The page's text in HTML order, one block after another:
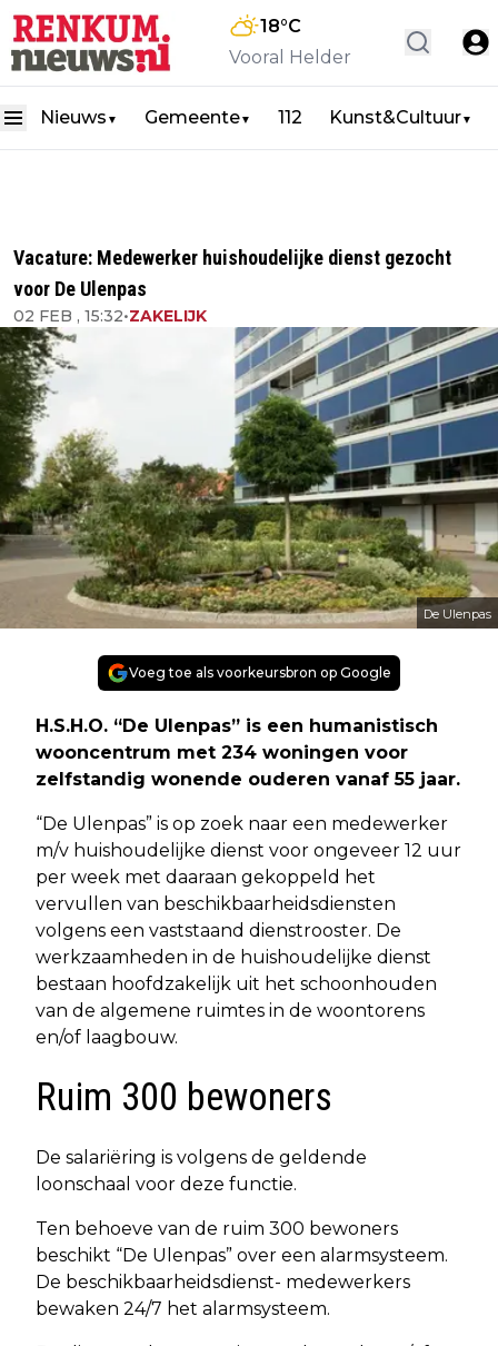
18°C
Vooral Helder
Nieuws ▼ Gemeente▼ 112 Kunst&Cultuur▼
Vacature: Medewerker huishoudelijke dienst gezocht
voor De Ulenpas
02 FEB , 15:32•ZAKELIJK
De Ulenpas
Voeg toe als voorkeursbron op Google
H.S.H.O. “De Ulenpas” is een humanistisch
wooncentrum met 234 woningen voor
zelfstandig wonende ouderen vanaf 55 jaar.
“De Ulenpas” is op zoek naar een medewerker
m/v huishoudelijke dienst voor ongeveer 12 uur
per week met daaraan gekoppeld het
vervullen van beschikbaarheidsdiensten
volgens een vaststaand dienstrooster. De
werkzaamheden in de huishoudelijke dienst
bestaan hoofdzakelijk uit het schoonhouden
van de algemene ruimtes in de woontorens
en/of laagbouw.
Ruim 300 bewoners
De salariëring is volgens de geldende
loonschaal voor deze functie.
Ten behoeve van de ruim 300 bewoners
beschikt “De Ulenpas” over een alarmsysteem.
De beschikbaarheidsdienst- medewerkers
bewaken 24/7 het alarmsysteem.